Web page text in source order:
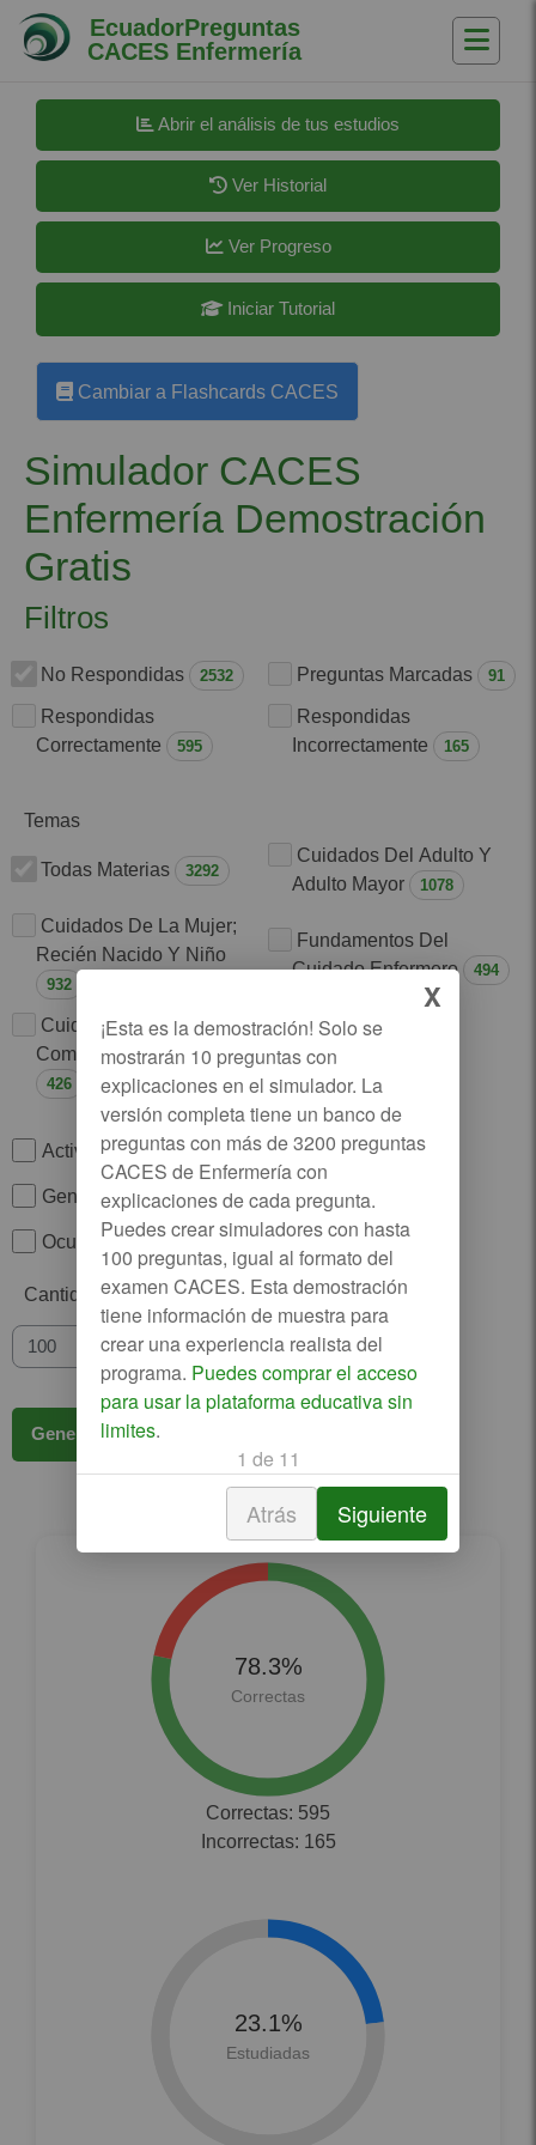
Saltar al contenido principal
EcuadorPreguntas
CACES Enfermería
Requisitos de finalización
Abrir el análisis de tus estudios
Ver Historial
Ver Progreso
Iniciar Tutorial
Cambiar a Flashcards CACES
Simulador CACES
Enfermería Demostración
Gratis
Filtros
No Respondidas 2532 Preguntas Marcadas 91
Respondidas
Correctamente
595
Respondidas
Incorrectamente
165
Temas
Todas Materias
3292
Adulto Mayor
1078
Recién Nacido Y Niño
932
Cuidado Enfermero
494
Comunitario E Intercultural
426
Bases Educativas
Administrativas
Investigativas
Activar Temporizador
Generar Simulador sin explicaciones
Ocultar imágenes en las explicaciones
Cantidad de preguntas
Correctas: 595
Incorrectas: 165
X
Puedes comprar el acceso
para usar la plataforma educativa sin
limites
Atrás Siguiente